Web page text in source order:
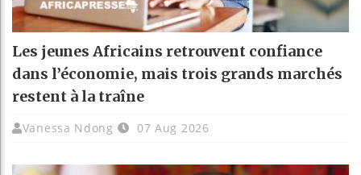
Les jeunes Africains retrouvent confiance
dans l’économie, mais trois grands marchés
restent à la traîne
Vanessa Ndong 07 Aug 2026